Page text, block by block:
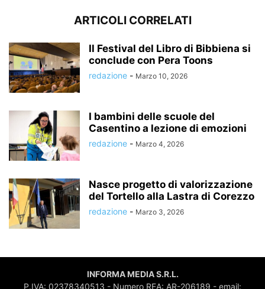
ARTICOLI CORRELATI
Il Festival del Libro di Bibbiena si
conclude con Pera Toons
redazione - Marzo 10, 2026
I bambini delle scuole del
Casentino a lezione di emozioni
redazione - Marzo 4, 2026
Nasce progetto di valorizzazione
del Tortello alla Lastra di Corezzo
redazione - Marzo 3, 2026
INFORMA MEDIA S.R.L.
P.IVA: 02378340513 - Numero REA: AR-206189 - email: